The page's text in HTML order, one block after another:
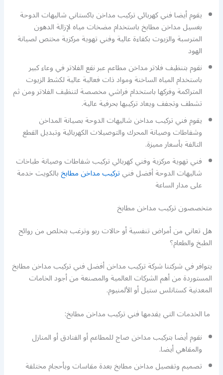
يقوم أيضا فني كهربائي تركيب مداخن باكستاني شاليهات الدوحة
بغسيل مداخن مطابخ باستخدام مضخات مياه لإزالة الدهون
المترسبة والزيوت بكفاءة عالية وفني تهوية مركزية مختص لصيانة
الهود
نقوم بتنظيف فلاتر مداخن مطاعم عبر نقع الفلاتر في وعاء كبير
باستخدام المياه الساخنة ومواد ذات فعالية عالية لكشط الزيوت
المتراكمة وفركها باستخدام فراشي مخصصة لتنظيف الفلاتر ومن ثم
تشطف وتجفف ويعاد تركيبها بحرفية عالية.
يقوم فني تركيب مداخن شاليهات الدوحة بصيانة المداخن
وشفاطات وصيانة المحرك والتوصيلات الكهربائية وتبديل القطع
التالفة بأسعار مميزة.
فني تهوية مركزية وفني كهربائي تركيب شفاطات وصيانة طباخات
شاليهات الدوحة أفضل فنيتركيب مداخن مطابخبالكويت خدمة
على مدار الساعة
متخصصون تركيب مداخن مطابخ
هل تعاني من أمراض تنفسية أو حالات ربو وترغب بتخلص من روائح
الطبخ والطعام؟
يتوافر في شركتنا شركة تركيب مداخن أفضل فني تركيب مداخن مطابخ
المستوردة من أهم الشركات العالمية والمصنعة من أجود الخامات
المعدنية كستانلس ستيل أو الألمنيوم.
ما الخدمات التي يقدمها فني تركيب مداخن مطابخ:
نقوم أيضا بتركيب مداخن صاج للمطاعم أو الفنادق أو المنازل
والمقاهي أيضا.
تصميم وتفصيل مداخن مطابخ بعدة مقاسات وبأحجام مختلفة